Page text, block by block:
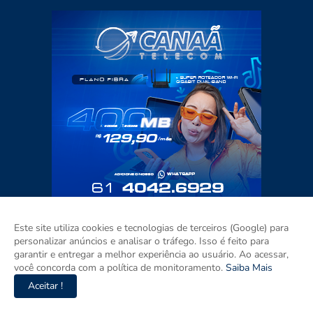
Este site utiliza cookies e tecnologias de terceiros (Google) para
personalizar anúncios e analisar o tráfego. Isso é feito para
garantir e entregar a melhor experiência ao usuário. Ao acessar,
você concorda com a política de monitoramento. Saiba Mais
Aceitar !